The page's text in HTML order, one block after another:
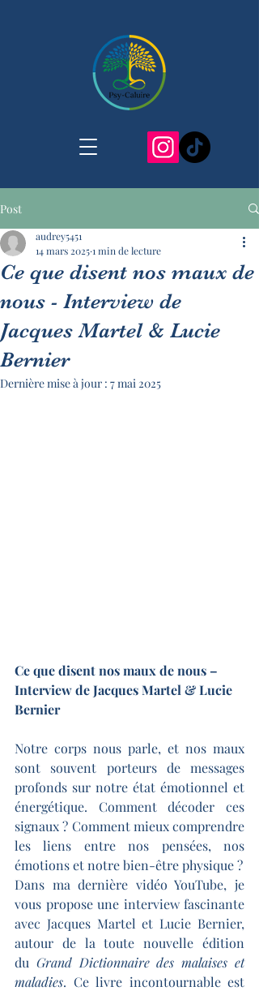
Post
Ce que disent nos maux de
nous - Interview de
Jacques Martel & Lucie
Bernier
audrey5451
14 mars 20251 min de lecture
Dernière mise à jour : 7 mai 2025
Ce que disent nos maux de nous –
Interview de Jacques Martel & Lucie
Bernier
Notre corps nous parle, et nos maux
sont souvent porteurs de messages
profonds sur notre état émotionnel et
énergétique. Comment décoder ces
signaux ? Comment mieux comprendre
les liens entre nos pensées, nos
émotions et notre bien-être physique ?
Dans ma dernière vidéo YouTube, je
vous propose une interview fascinante
avec Jacques Martel et Lucie Bernier,
autour de la toute nouvelle édition
du Grand Dictionnaire des malaises et
maladies. Ce livre incontournable est